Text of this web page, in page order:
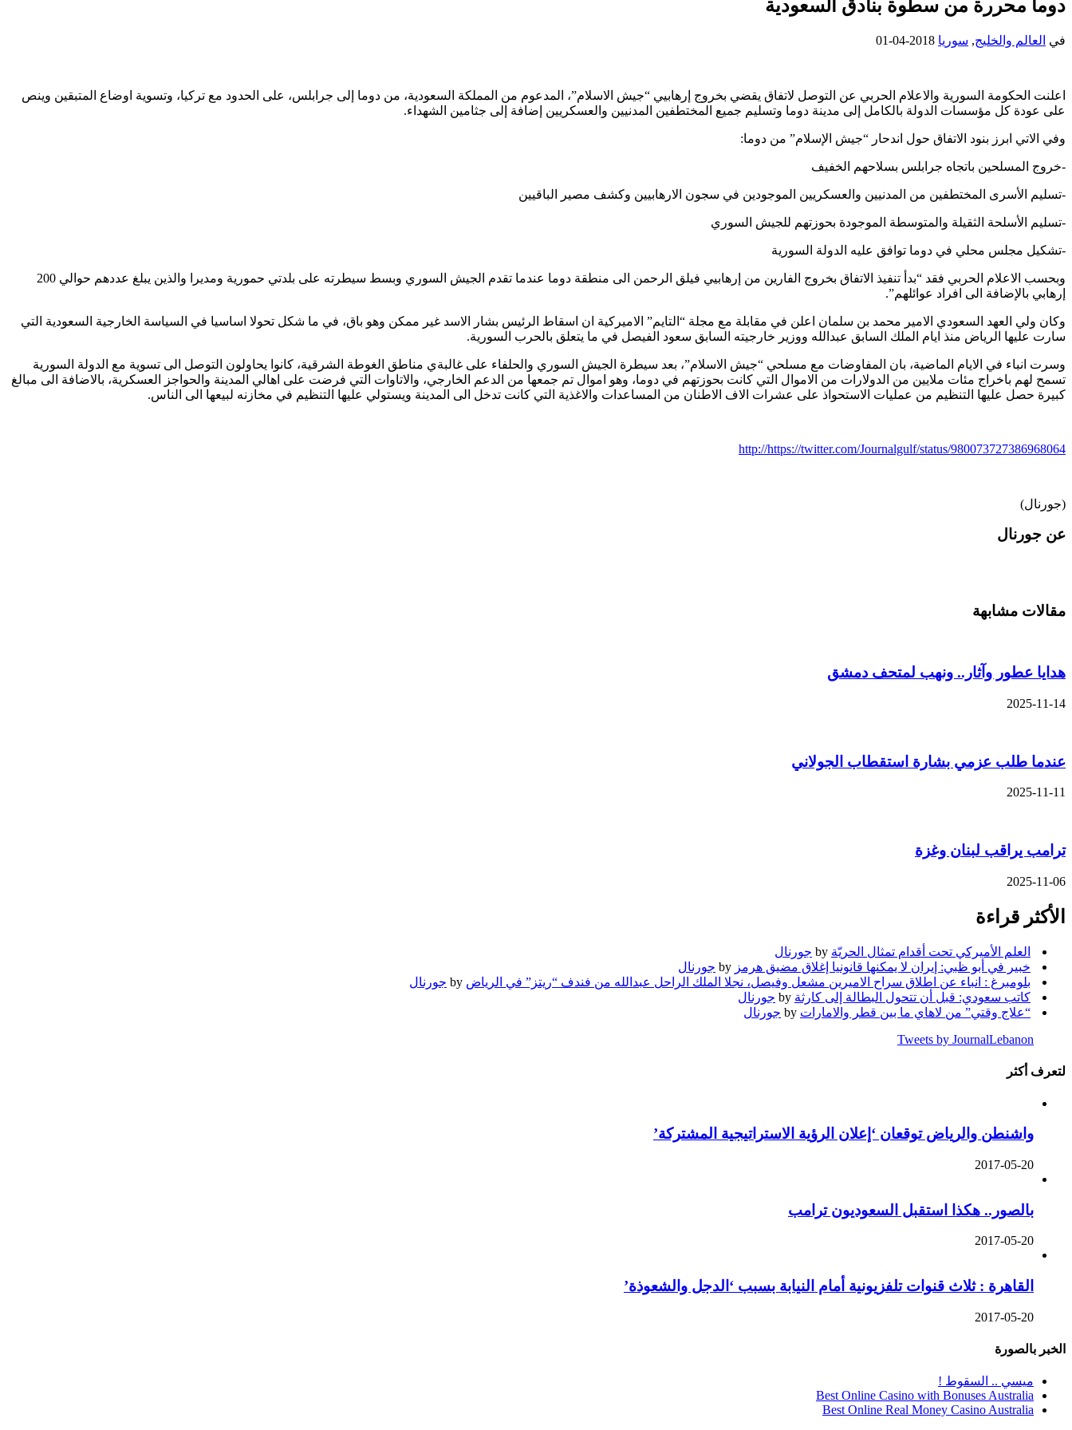
دوما محررة من سطوة بنادق السعودية
في العالم والخليج, سوريا 2018-04-01
اعلنت الحكومة السورية والاعلام الحربي عن التوصل لاتفاق يقضي بخروج إرهابيي “جيش الاسلام”، المدعوم من المملكة السعودية، من دوما إلى جرابلس، على الحدود مع تركيا، وتسوية اوضاع المتبقين وينص
على عودة كل مؤسسات الدولة بالكامل إلى مدينة دوما وتسليم جميع المختطفين المدنيين والعسكريين إضافة إلى جثامين الشهداء.
وفي الاتي ابرز بنود الاتفاق حول اندحار “جيش الإسلام” من دوما:
-خروج المسلحين باتجاه جرابلس بسلاحهم الخفيف
-تسليم الأسرى المختطفين من المدنيين والعسكريين الموجودين في سجون الارهابيين وكشف مصير الباقيين
-تسليم الأسلحة الثقيلة والمتوسطة الموجودة بحوزتهم للجيش السوري
-تشكيل مجلس محلي في دوما توافق عليه الدولة السورية
وبحسب الاعلام الحربي فقد “بدأ تنفيذ الاتفاق بخروج الفارين من إرهابيي فيلق الرحمن الى منطقة دوما عندما تقدم الجيش السوري وبسط سيطرته على بلدتي حمورية ومديرا والذين يبلغ عددهم حوالي 200
إرهابي بالإضافة الى افراد عوائلهم”.
وكان ولي العهد السعودي الامير محمد بن سلمان اعلن في مقابلة مع مجلة “التايم” الاميركية ان اسقاط الرئيس بشار الاسد غير ممكن وهو باق، في ما شكل تحولا اساسيا في السياسة الخارجية السعودية التي
سارت عليها الرياض منذ ايام الملك السابق عبدالله ووزير خارجيته السابق سعود الفيصل في ما يتعلق بالحرب السورية.
وسرت انباء في الايام الماضية، بان المفاوضات مع مسلحي “جيش الاسلام”، بعد سيطرة الجيش السوري والحلفاء على غالبةي مناطق الغوطة الشرقية، كانوا يحاولون التوصل الى تسوية مع الدولة السورية
تسمح لهم باخراج مئات ملايين من الدولارات من الاموال التي كانت بحوزتهم في دوما، وهو اموال تم جمعها من الدعم الخارجي، والاتاوات التي فرضت على اهالي المدينة والحواجز العسكرية، بالاضافة الى مبالغ
كبيرة حصل عليها التنظيم من عمليات الاستحواذ على عشرات الاف الاطنان من المساعدات والاغذية التي كانت تدخل الى المدينة ويستولي عليها التنظيم في مخازنه لبيعها الى الناس.
http://https://twitter.com/Journalgulf/status/980073727386968064
(جورنال)
عن جورنال
مقالات مشابهة
هدايا عطور وآثار.. ونهب لمتحف دمشق
2025-11-14
عندما طلب عزمي بشارة استقطاب الجولاني
2025-11-11
ترامب يراقب لبنان وغزة
2025-11-06
الأكثر قراءة
العلم الأميركي تحت أقدام تمثال الحريّة by جورنال
خبير في أبو ظبي: إيران لا يمكنها قانونيا إغلاق مضيق هرمز by جورنال
بلومبرغ : انباء عن اطلاق سراح الاميرين مشعل وفيصل، نجلا الملك الراحل عبدالله من فندف “ريتز” في الرياض by جورنال
كاتب سعودي: قبل أن تتحول البطالة إلى كارثة by جورنال
“علاج وقتي” من لاهاي ما بين قطر والامارات by جورنال
Tweets by JournalLebanon
لتعرف أكثر
واشنطن والرياض توقعان ‘إعلان الرؤية الاستراتيجية المشتركة’
2017-05-20
بالصور.. هكذا استقبل السعوديون ترامب
2017-05-20
القاهرة : ثلاث قنوات تلفزيونية أمام النيابة بسبب ‘الدجل والشعوذة’
2017-05-20
الخبر بالصورة
ميسي .. السقوط !
Best Online Casino with Bonuses Australia
Best Online Real Money Casino Australia